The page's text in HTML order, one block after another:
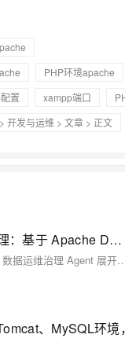
PHP环境apache
置
xampp端口
> 开发与运维 > 文章 > 正文
智能运维与数据治理：基于 Apache Doris 的 Data Agent 解决方案
本文基于 Apache Doris 数据运维治理 Agent 展开讨论，如何让 AI 成为 Doris 数据运维工程师和数据治理专家的智能助手，并在某些场景下实现对人工操作的全面替代。这种变革不仅仅是